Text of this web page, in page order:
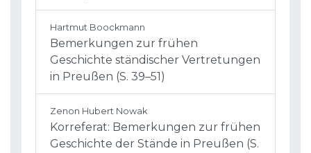
Hartmut Boockmann
Bemerkungen zur frühen
Geschichte ständischer Vertretungen
in Preußen (S. 39–51)
Zenon Hubert Nowak
Korreferat: Bemerkungen zur frühen
Geschichte der Stände in Preußen (S.